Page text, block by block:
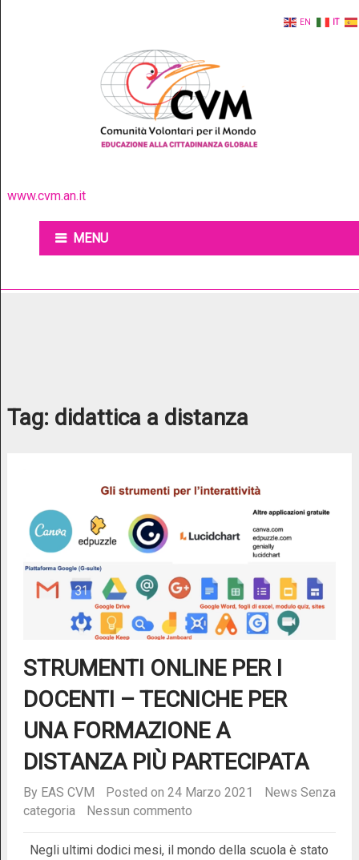
www.cvm.an.it
MENU
Tag: didattica a distanza
STRUMENTI ONLINE PER I
DOCENTI – TECNICHE PER
UNA FORMAZIONE A
DISTANZA PIÙ PARTECIPATA
By EAS CVM Posted on 24 Marzo 2021 News Senza
categoria
Nessun commento
Negli ultimi dodici mesi, il mondo della scuola è stato
EN IT